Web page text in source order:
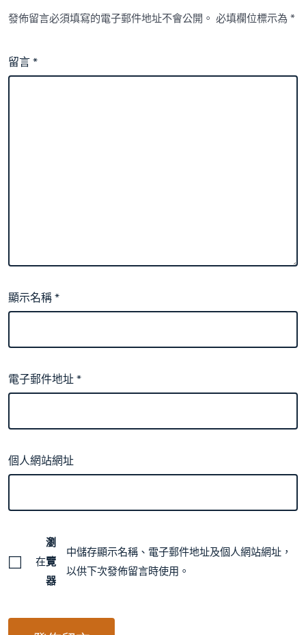
發佈留言必須填寫的電子郵件地址不會公開。 必填欄位標示為*
留言*
顯示名稱*
電子郵件地址*
個人網站網址
在
瀏
覽
器
中儲存顯示名稱、電子郵件地址及個人網站網址，
以供下次發佈留言時使用。